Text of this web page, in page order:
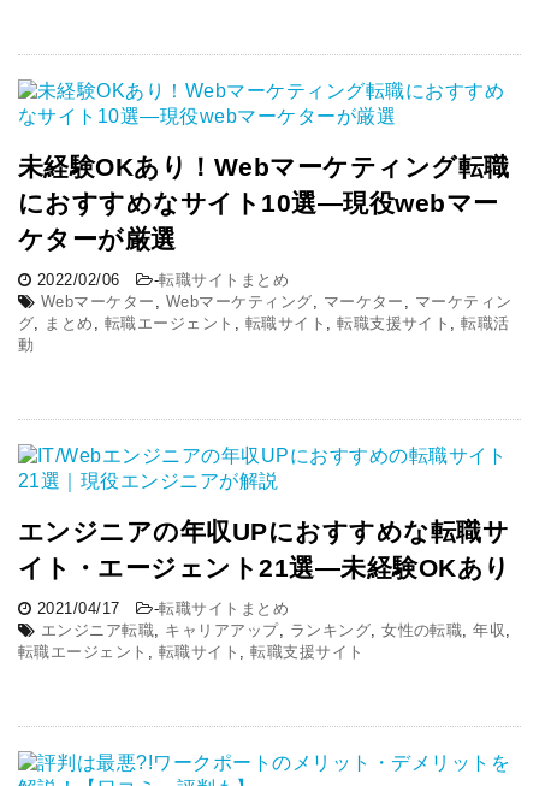
未経験OKあり！Webマーケティング転職
におすすめなサイト10選―現役webマー
ケターが厳選
2022/02/06 -転職サイトまとめ
Webマーケター
Webマーケティング マーケター
マーケティン
グ
まとめ 転職エージェント 転職サイト ,転職支援サイト ,転職活
動
エンジニアの年収UPにおすすめな転職サ
イト・エージェント21選―未経験OKあり
2021/04/17 -転職サイトまとめ
エンジニア転職
キャリアアップ, ランキング ,女性の転職 ,年収
転職エージェント
転職サイト ,転職支援サイト